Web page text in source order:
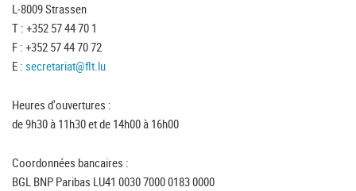
L-8009 Strassen
T : +352 57 44 70 1
F : +352 57 44 70 72
E : secretariat@flt.lu
Heures d'ouvertures :
de 9h30 à 11h30 et de 14h00 à 16h00
Coordonnées bancaires :
BGL BNP Paribas LU41 0030 7000 0183 0000